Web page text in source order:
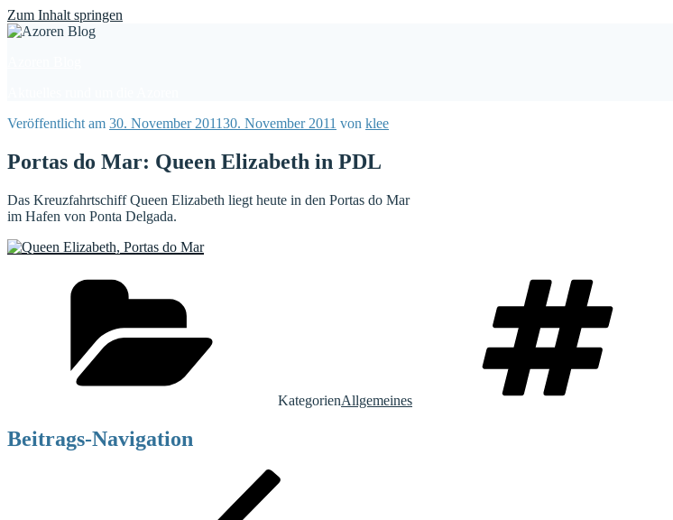
Zum Inhalt springen
Veröffentlicht am 30. November 201130. November 2011 von klee
Portas do Mar: Queen Elizabeth in PDL
Das Kreuzfahrtschiff Queen Elizabeth liegt heute in den Portas do Mar
im Hafen von Ponta Delgada.
KategorienAllgemeines
Beitrags-Navigation